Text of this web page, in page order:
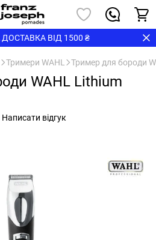
ВІД 1500 ₴
Тримери WAHL Тример для бороди
WAHL Lithium
Написати відгук